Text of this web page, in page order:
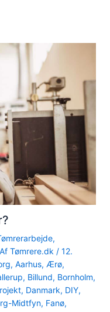
,
Tømrere.dk / 12.
, Aarhus, Ærø,
, Billund, Bornholm,
, Danmark, DIY,
Midtfyn, Fanø,